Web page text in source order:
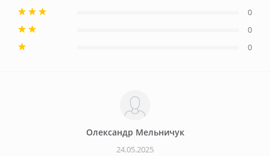
0
0
0
Олександр Мельничук
24.05.2025